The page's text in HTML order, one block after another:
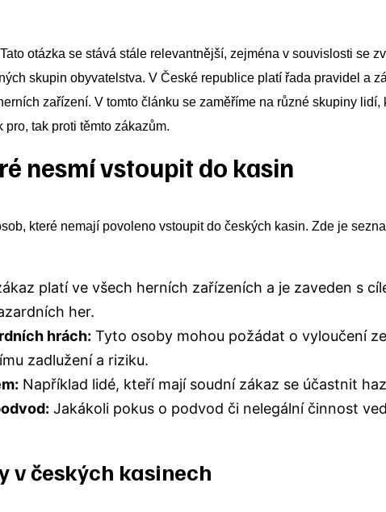
otázka se stává stále relevantnější, zejména v souvislosti se
skupin obyvatelstva. V České republice platí řada pravidel a
zařízení. V tomto článku se zaměříme na různé skupiny lidí,
tak proti těmto zákazům.
nesmí vstoupit do kasin
které nemají povoleno vstoupit do českých kasin. Zde je
platí ve všech herních zařízeních a je zaveden s
her.
hrách: Tyto osoby mohou požádat o vyloučení
zadlužení a riziku.
Například lidé, kteří mají soudní zákaz se účastnit
Jakákoli pokus o podvod či nelegální činnost
v českých kasinech